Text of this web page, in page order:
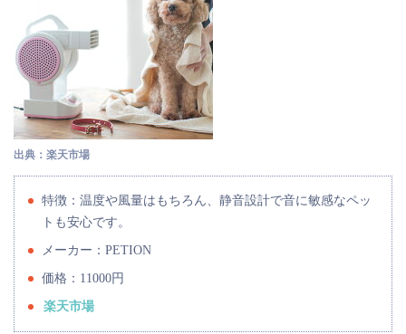
出典：楽天市場
特徴：温度や風量はもちろん、静音設計で音に敏感なペッ
トも安心です。
メーカー：PETION
価格：11000円
楽天市場